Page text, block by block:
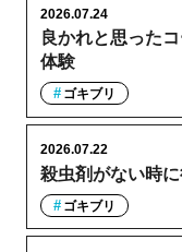
良かれと思った
体験
2026.07.24
ゴキブリ
殺虫剤がない時
2026.07.22
ゴキブリ